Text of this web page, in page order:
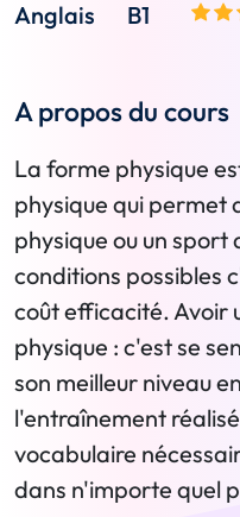
Anglais B1
A propos du cours
La forme physique
physique qui permet
physique ou un sport
conditions possibles
coût efficacité. Avoir
physique : c'est se
son meilleur niveau
l'entraînement
vocabulaire
dans n'importe quel